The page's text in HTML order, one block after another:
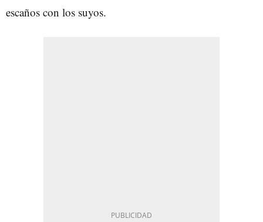
escaños con los suyos.